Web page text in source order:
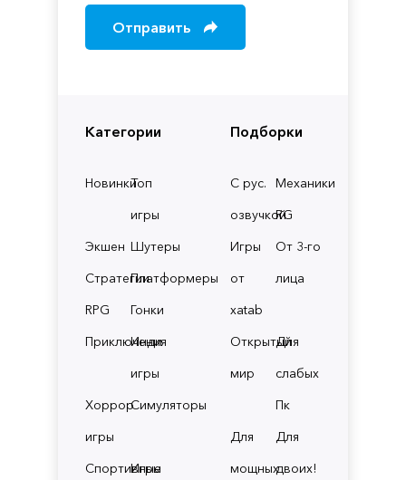
Категории
НовинкиТоп
игры
Экшен Шутеры
СтратегииПлатформеры
RPG
Гонки
Приключения
Инди
игры
Хоррор
игры
Симуляторы
Спортивные
Игры
Подборки
С рус.
озвучкой
Механики
RG
Игры
от
xatab
От 3-го
лица
Открытый
мир
Для
слабых
Пк
Для
мощных
Для
двоих!
Отправить